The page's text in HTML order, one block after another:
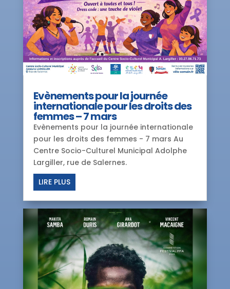
Evènements pour la journée
internationale pour les droits des
femmes – 7 mars
Evènements pour la journée internationale
pour les droits des femmes - 7 mars Au
Centre Socio-Culturel Municipal Adolphe
Largiller, rue de Salernes.
LIRE PLUS